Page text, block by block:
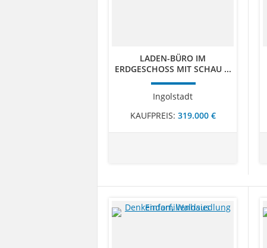
LADEN-BÜRO IM
ERDGESCHOSS MIT SCHAU ...
Ingolstadt
KAUFPREIS: 319.000 €